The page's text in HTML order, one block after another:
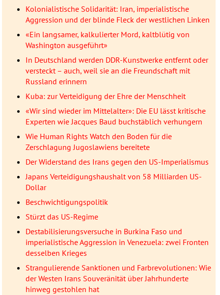
Kolonialistische Solidarität: Iran, imperialistische
Aggression und der blinde Fleck der westlichen Linken
«Ein langsamer, kalkulierter Mord, kaltblütig von
Washington ausgeführt»
In Deutschland werden DDR-Kunstwerke entfernt oder
versteckt – auch, weil sie an die Freundschaft mit
Russland erinnern
Kuba: zur Verteidigung der Ehre der Menschheit
«Wir sind wieder im Mittelalter»: Die EU lässt kritische
Experten wie Jacques Baud buchstäblich verhungern
Wie Human Rights Watch den Boden für die
Zerschlagung Jugoslawiens bereitete
Der Widerstand des Irans gegen den US-Imperialismus
Japans Verteidigungshaushalt von 58 Milliarden US-
Dollar
Beschwichtigungspolitik
Stürzt das US-Regime
Destabilisierungsversuche in Burkina Faso und
imperialistische Aggression in Venezuela: zwei Fronten
desselben Krieges
Strangulierende Sanktionen und Farbrevolutionen: Wie
der Westen Irans Souveränität über Jahrhunderte
hinweg gestohlen hat